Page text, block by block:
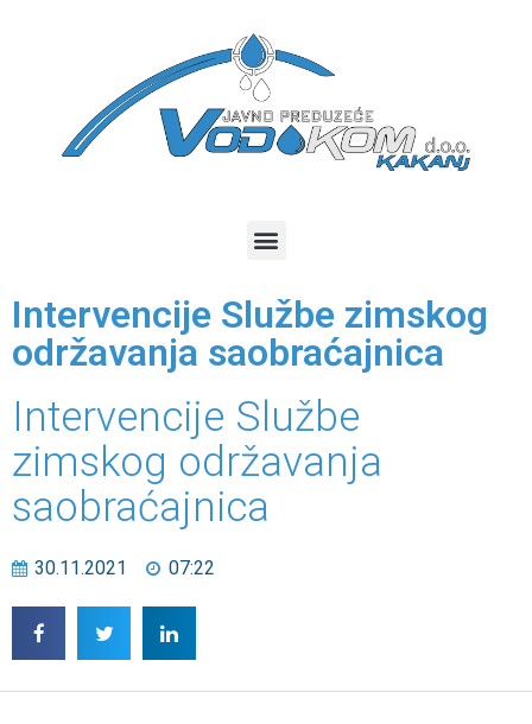
Intervencije Službe zimskog
održavanja saobraćajnica
Intervencije Službe
zimskog održavanja
saobraćajnica
30.11.2021 07:22